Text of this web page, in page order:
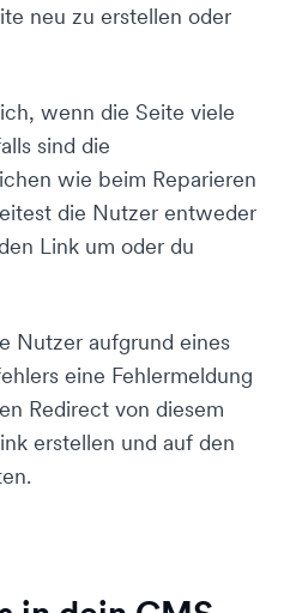
neu zu erstellen oder
wenn die Seite viele
sind die
wie beim Reparieren
die Nutzer entweder
Link um oder du
Nutzer aufgrund eines
eine Fehlermeldung
Redirect von diesem
erstellen und auf den